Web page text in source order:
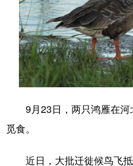
访谈 视频
法律 中央文件
食品 人居
学术中国 乡村振兴
城市 旅游
9月23日，两只鸿雁在河
觅食。
近日，大批迁徙候鸟飞抵